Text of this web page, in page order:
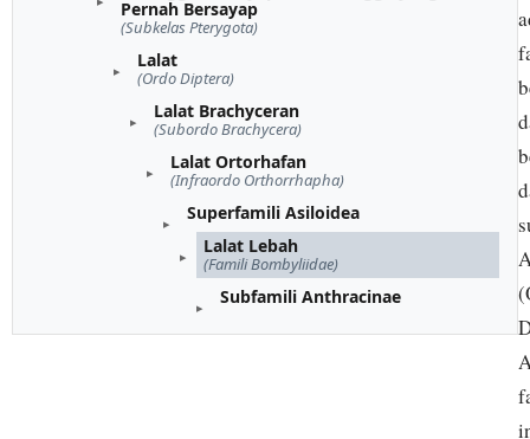
Pernah Bersayap
(Subkelas Pterygota)
Lalat
(Ordo Diptera)
Lalat Brachyceran
(Subordo Brachycera)
Lalat Ortorhafan
(Infraordo Orthorrhapha)
Superfamili Asiloidea
Lalat Lebah
(Famili Bombyliidae)
Subfamili Anthracinae